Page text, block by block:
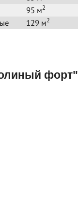
95 м2
129 м2
форт"